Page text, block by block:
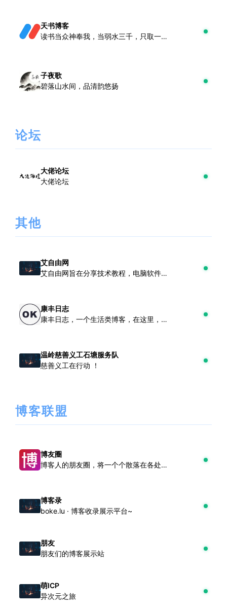
天书博客
读书当众神奉我，当弱水三千，只取一瓢
子夜歌
碧落山水间，品清韵悠扬
论坛
大佬论坛
大佬论坛
其他
艾自由网
艾自由网旨在分享技术教程，电脑软件，医学资料，医学书籍，学习笔记等
康丰日志
康丰日志，一个生活类博客，在这里，你能获取旅行、美食等生活攻略，也能沉浸于触动心灵的人生感悟随笔
温岭慈善义工石塘服务队
慈善义工在行动 ！
博客联盟
博友圈
博客人的朋友圈，将一个个散落在各处的孤岛连接成一片广袤无垠的新大陆！
博客录
boke.lu · 博客收录展示平台~
朋友
朋友们的博客展示站
萌ICP
异次元之旅